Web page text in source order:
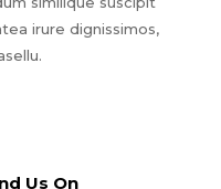
irure dignissimos,
Us On